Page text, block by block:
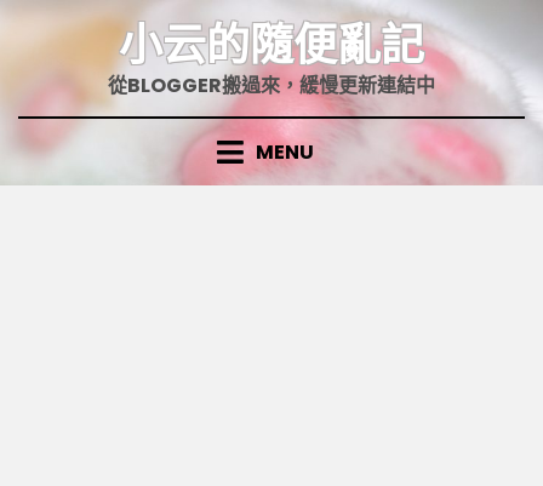
小云的隨便亂記
從BLOGGER搬過來，緩慢更新連結中
MENU